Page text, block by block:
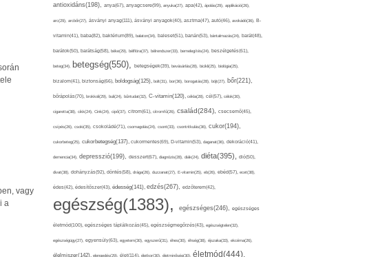
vagy
a
antioxidáns(198), anya(67), anyagcsere(99), anyuka(27), apa(42), ápolás(29), applikáció(26),
arc(29), arcbőr(27), ásványi anyag(111), ásványi anyagok(40), asztma(47), autó(46), avokádó(36), B-
vitamin(41), baba(82), baktérium(89), balaton(34), baleset(51), banán(53), bántalmazás(24), barát(48),
barátok(50), barátság(58), béke(29), bélflóra(37), bélrendszer(33), bemelegítés(24), beszélgetés(61),
beteg(34), betegség(550), betegségek(39), bevásárlás(28), bicikli(25), biológia(25),
bizalom(41), biztonság(66), boldogság(125), bolt(31), bor(36), borogatás(28), böjt(27), bőr(221),
bőrápolás(70), brokkoli(29), buli(24), bűntudat(32), C-vitamin(120), cékla(28), cél(57), célok(30),
cigaretta(38), cikk(24), Cink(24), cipő(37), citrom(61), citromfű(26), család(284), csecsemő(45),
csípés(26), csoki(35), csokoládé(71), csomagolás(24), csont(33), csontritkulás(36), cukor(194),
cukorbeteg(25), cukorbetegség(137), cukormentes(69), D-vitamin(53), daganat(36), dekoráció(41),
demencia(34), depresszió(199), desszert(67), diagnózis(28), diák(24), diéta(395), dió(50),
divat(38), dohányzás(92), döntés(58), drága(26), duzzanat(27), E-vitamin(25), eb(26), ebéd(57), ecet(38),
édes(42), édesítőszer(43), édesség(141), edzés(267), edzőterem(42),
egészség(1383), egészséges(246), egészséges
életmód(100), egészséges táplálkozás(45), egészségmegőrzés(43), egészségtelen(32),
egészségügy(27), egyensúly(63), egyetem(30), egyszerű(31), éhes(30), éhség(38), éjszaka(33), ekcéma(26),
élelmiszer(142), elengedés(29), élet(114), életkor(30), életminőség(30), életmód(444),